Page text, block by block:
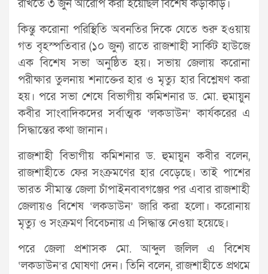
রাখতে ৩ জুন আরোপ করা হয়েছিল বিশেষ কড়াকড়ি।
কিন্তু করোনা পরিস্থিতি অবনতির দিকে যেতে শুরু হওয়ায়
গত বৃহস্পতিবার (১০ জুন) রাতে রাজশাহী সার্কিট হাউজে
এক বিশেষ সভা অনুষ্ঠিত হয়। সভায় জেলায় করোনা
পরীক্ষার তুলনায় শনাক্তের হার ও মৃত্যু হার বিশ্লেষণ করা
হয়। পরে সভা শেষে বিভাগীয় কমিশনার ড. মো. হুমায়ুন
কবীর সাংবাদিকদের সর্বাত্মক ‘লকডাউন’ কার্যকরের এ
সিদ্ধান্তের কথা জানান।
রাজশাহী বিভাগীয় কমিশনার ড. হুমায়ুন কবীর বলেন,
রাজশাহীতে ফের সংক্রমণের হার বেড়েছে। তাই পাশের
ভারত সীমান্ত জেলা চাঁপাইনবাবগঞ্জের পর এবার রাজশাহী
জেলায়ও বিশেষ ‘লকডাউন’ জারি করা হলো। করোনায়
মৃত্যু ও সংক্রমণ বিবেচনায় এ সিদ্ধান্ত নেওয়া হয়েছে।
পরে জেলা প্রশাসক মো. আব্দুল জলিল এ বিশেষ
‘লকডাউন’র ঘোষণা দেন। তিনি বলেন, রাজশাহীতে প্রথমে